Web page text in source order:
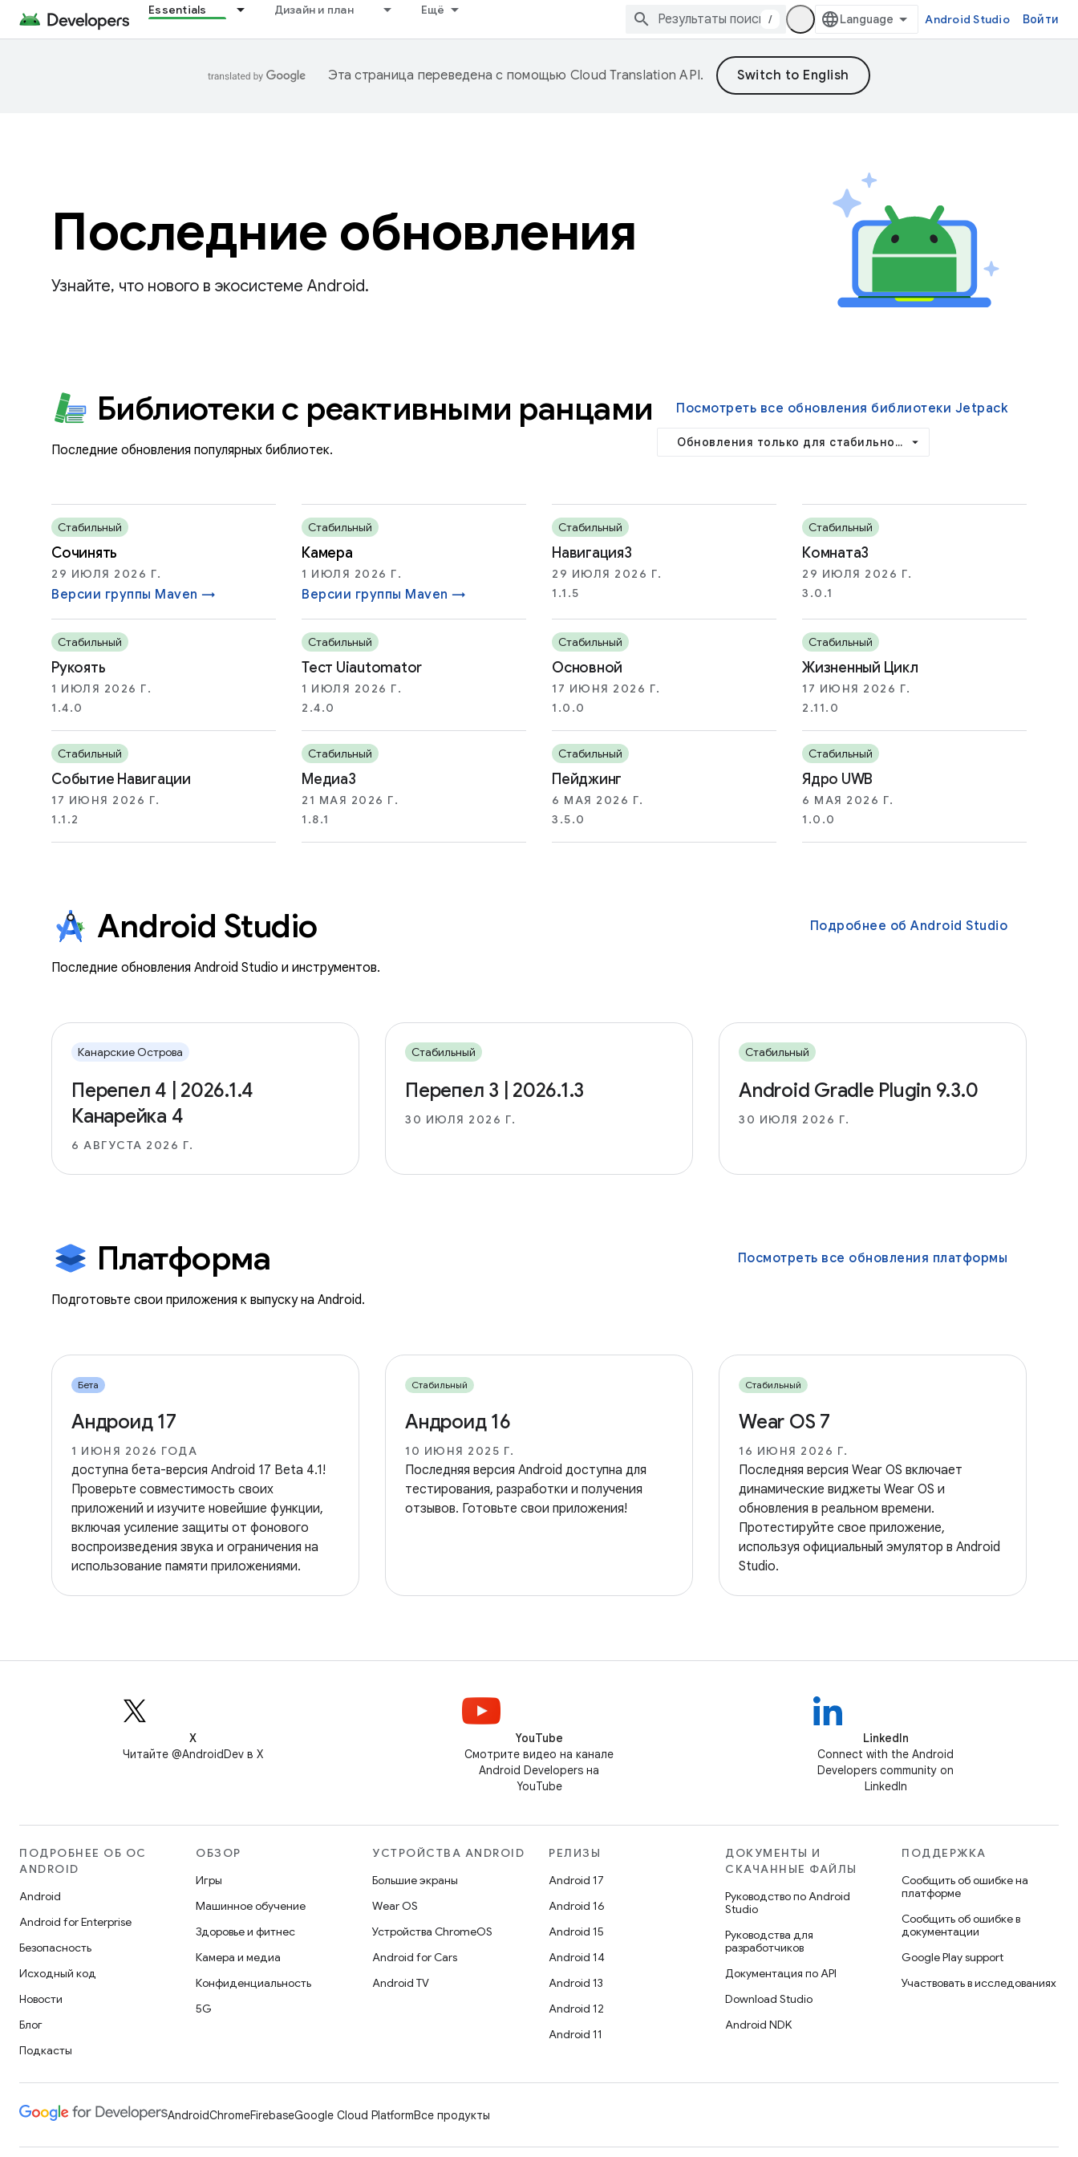
Essentials Дизайн и план Ещё
/ Android Studio Войти
Эта страница переведена с помощью Cloud Translation API.
Последние обновления
Узнайте, что нового в экосистеме Android.
Библиотеки с реактивными ранцами
Последние обновления популярных библиотек.
Посмотреть все обновления библиотеки Jetpack
Обновления только для стабильной версии
Стабильный
Сочинять
29 ИЮЛЯ 2026 Г.
Версии группы Maven →
Стабильный
Камера
1 ИЮЛЯ 2026 Г.
Версии группы Maven →
Стабильный
Навигация3
29 ИЮЛЯ 2026 Г.
1.1.5
Стабильный
Комната3
29 ИЮЛЯ 2026 Г.
3.0.1
Стабильный
Рукоять
1 ИЮЛЯ 2026 Г.
1.4.0
Стабильный
Тест Uiautomator
1 ИЮЛЯ 2026 Г.
2.4.0
Стабильный
Основной
17 ИЮНЯ 2026 Г.
1.0.0
Стабильный
Жизненный Цикл
17 ИЮНЯ 2026 Г.
2.11.0
Стабильный
Событие Навигации
17 ИЮНЯ 2026 Г.
1.1.2
Стабильный
Медиа3
21 МАЯ 2026 Г.
1.8.1
Стабильный
Пейджинг
6 МАЯ 2026 Г.
3.5.0
Стабильный
Ядро UWB
6 МАЯ 2026 Г.
1.0.0
Android Studio
Последние обновления Android Studio и инструментов.
Подробнее об Android Studio
Канарские Острова
Перепел 4 | 2026.1.4
Канарейка 4
6 АВГУСТА 2026 Г.
Стабильный
Перепел 3 | 2026.1.3
30 ИЮЛЯ 2026 Г.
Стабильный
Android Gradle Plugin 9.3.0
30 ИЮЛЯ 2026 Г.
Платформа
Подготовьте свои приложения к выпуску на Android.
Посмотреть все обновления платформы
Бета
Андроид 17
1 ИЮНЯ 2026 ГОДА
доступна бета-версия Android 17 Beta 4.1!
Проверьте совместимость своих
приложений и изучите новейшие функции,
включая усиление защиты от фонового
воспроизведения звука и ограничения на
использование памяти приложениями.
Стабильный
Андроид 16
10 ИЮНЯ 2025 Г.
Последняя версия Android доступна для
тестирования, разработки и получения
отзывов. Готовьте свои приложения!
Стабильный
Wear ОS 7
16 ИЮНЯ 2026 Г.
Последняя версия Wear OS включает
динамические виджеты Wear OS и
обновления в реальном времени.
Протестируйте свое приложение,
используя официальный эмулятор в Android
Studio.
X
Читайте @AndroidDev в X
YouTube
Смотрите видео на канале
Android Developers на
YouTube
LinkedIn
Connect with the Android
Developers community on
LinkedIn
ПОДРОБНЕЕ ОБ ОС
ANDROID
Android
Android for Enterprise
Безопасность
Исходный код
Новости
Блог
Подкасты
ОБЗОР
Игры
Машинное обучение
Здоровье и фитнес
Камера и медиа
Конфиденциальность
5G
УСТРОЙСТВА ANDROID
Большие экраны
Wear OS
Устройства ChromeOS
Android for Cars
Android TV
РЕЛИЗЫ
Android 17
Android 16
Android 15
Android 14
Android 13
Android 12
Android 11
ДОКУМЕНТЫ И
СКАЧАННЫЕ ФАЙЛЫ
Руководство по Android
Studio
Руководства для
разработчиков
Документация по API
Download Studio
Android NDK
ПОДДЕРЖКА
Сообщить об ошибке на
платформе
Сообщить об ошибке в
документации
Google Play support
Участвовать в исследованиях
AndroidChromeFirebaseGoogle Cloud PlatformВсе продукты